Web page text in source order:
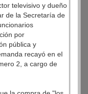
televisivo y dueño
de la Secretaría de
por
pública y
recayó en el
2, a cargo de